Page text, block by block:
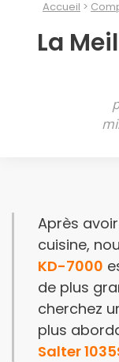
Accueil
La
Après
cuisine,
KD-7000
de plus
cherchez
plus
Salter